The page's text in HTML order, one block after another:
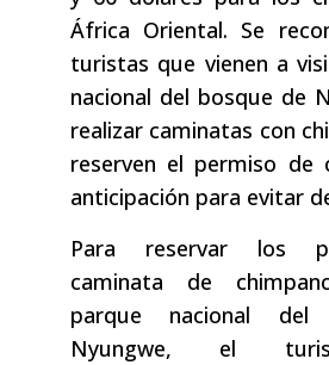
África Oriental. Se
turistas que vienen a
nacional del bosque de
realizar caminatas con
reserven el permiso de
anticipación para evitar
Para reservar los
caminata de
parque nacional
Nyungwe, el